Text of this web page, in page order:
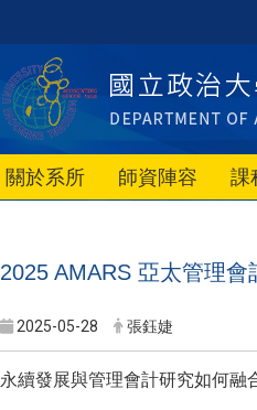
關於系所 師資陣容 課
2025 AMARS 亞太管理會
2025-05-28 張鈺婕
永續發展與管理會計研究如何融